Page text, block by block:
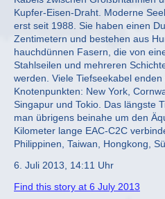
Kupfer-Eisen-Draht. Moderne
erst seit 1988. Sie haben einen
Zentimetern und bestehen aus
hauchdünnen Fasern, die von
Stahlseilen und mehreren
werden. Viele Tiefseekabel
Knotenpunkten: New York,
Singapur und Tokio. Das längste
man übrigens beinahe um den
Kilometer lange EAC-C2C
Philippinen, Taiwan, Hongkong,
6. Juli 2013, 14:11 Uhr
Find this story at 6 July 2013